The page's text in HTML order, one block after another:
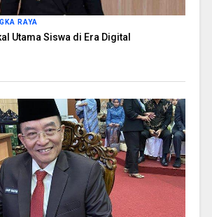
RAYA
Utama Siswa di Era Digital